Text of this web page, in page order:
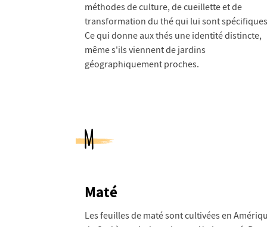
méthodes de culture, de cueillette et de
transformation du thé qui lui sont
Ce qui donne aux thés une identité distincte,
même s'ils viennent de jardins
géographiquement proches.
M
Maté
Les feuilles de maté sont cultivées en